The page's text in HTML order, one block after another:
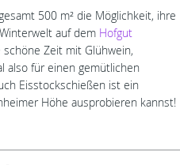
500 m² die Möglichkeit, ihre
auf dem Hofgut
Zeit mit Glühwein,
also für einen gemütlichen
Eisstockschießen ist ein
Höhe ausprobieren kannst!